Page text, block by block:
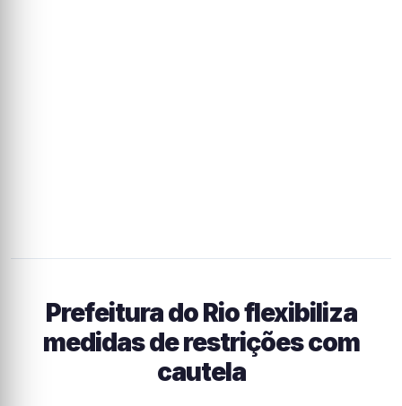
Prefeitura do Rio flexibiliza
medidas de restrições com
cautela